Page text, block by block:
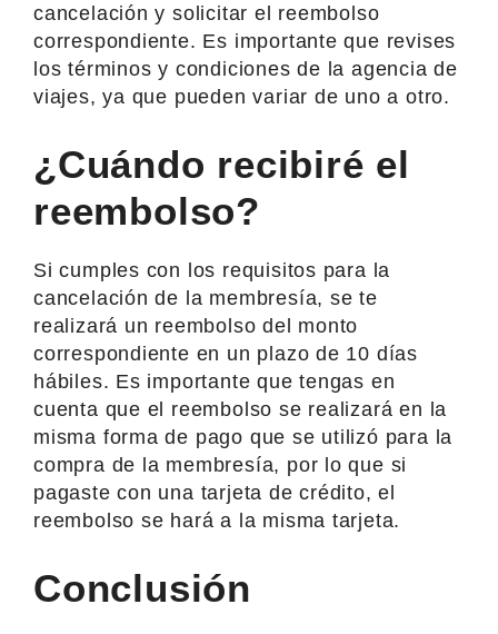
cancelación y solicitar el reembolso
correspondiente. Es importante que revises
los términos y condiciones de la agencia de
viajes, ya que pueden variar de uno a otro.
¿Cuándo recibiré el
reembolso?
Si cumples con los requisitos para la
cancelación de la membresía, se te
realizará un reembolso del monto
correspondiente en un plazo de 10 días
hábiles. Es importante que tengas en
cuenta que el reembolso se realizará en la
misma forma de pago que se utilizó para la
compra de la membresía, por lo que si
pagaste con una tarjeta de crédito, el
reembolso se hará a la misma tarjeta.
Conclusión